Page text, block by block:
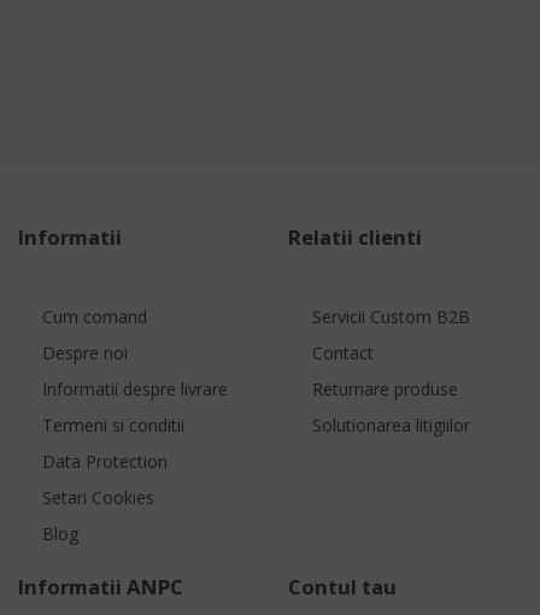
Informatii
Cum comand
Despre noi
Informatii despre livrare
Termeni si conditii
Data Protection
Setari Cookies
Blog
Relatii clienti
Servicii Custom B2B
Contact
Returnare produse
Solutionarea litigiilor
Informatii ANPC Contul tau